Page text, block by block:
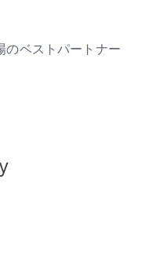
のベストパートナー